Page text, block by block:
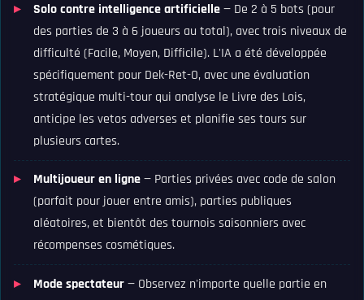
Solo contre intelligence artificielle— De 2 à 5 bots (pour
des parties de 3 à 6 joueurs au total), avec trois niveaux de
difficulté (Facile, Moyen, Difficile). L'IA a été développée
spécifiquement pour Dek-Ret-O, avec une évaluation
stratégique multi-tour qui analyse le Livre des Lois,
anticipe les vetos adverses et planifie ses tours sur
plusieurs cartes.
Multijoueur en ligne— Parties privées avec code de salon
(parfait pour jouer entre amis), parties publiques
aléatoires, et bientôt des tournois saisonniers avec
récompenses cosmétiques.
Mode spectateur— Observez n'importe quelle partie en